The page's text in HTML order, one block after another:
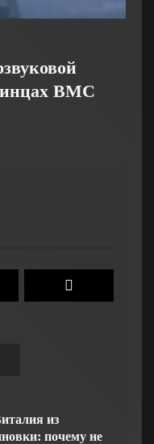
ВМС
из
почему не